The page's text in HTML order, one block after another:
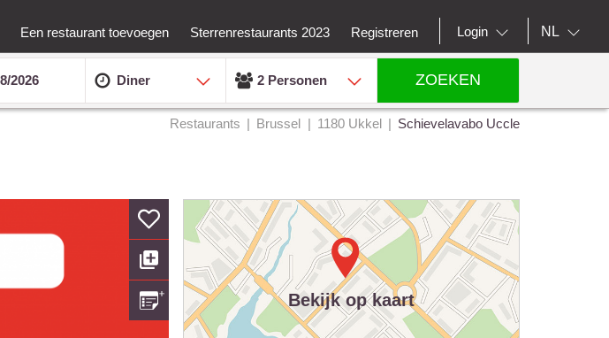
Een restaurant toevoegen Sterrenrestaurants 2023 Registreren Login NL
Diner 2 Personen ZOEKEN
Restaurants Brussel 1180 Ukkel Schievelavabo Uccle
Bekijk op kaart